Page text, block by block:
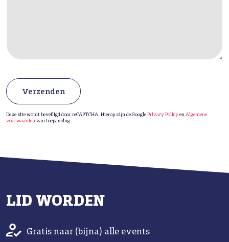
Verzenden
Deze site wordt beveiligd door reCAPTCHA. Hierop zijn de GooglePrivacy PolicyenAlgemene
voorwaardenvan toepassing.
LID WORDEN
Gratis naar (bijna) alle events